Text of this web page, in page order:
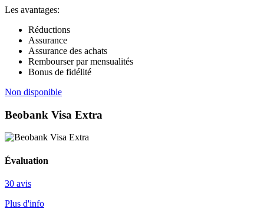
Les avantages:
Réductions
Assurance
Assurance des achats
Rembourser par mensualités
Bonus de fidélité
Non disponible
Beobank Visa Extra
Évaluation
30 avis
Plus d'info